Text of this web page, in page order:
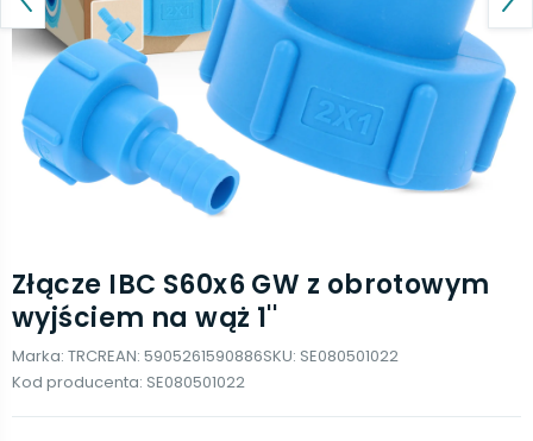
Złącze IBC S60x6 GW z obrotowym
wyjściem na wąż 1''
Marka: TRCREAN: 5905261590886SKU: SE080501022
Kod producenta: SE080501022